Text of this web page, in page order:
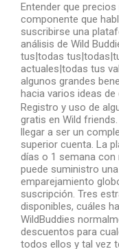
Entender que
componente que
suscribirse una
análisis de Wild
tus|todas
actuales|todas tus
algunos grandes
hacia varios ideas
Registro y uso de
gratis en Wild
llegar a ser un
superior cuenta. La
días o 1 semana con
puede suministro
emparejamiento
suscripción. Tres
disponibles, cuáles
WildBuddies
descuentos para
todos ellos y tal vez